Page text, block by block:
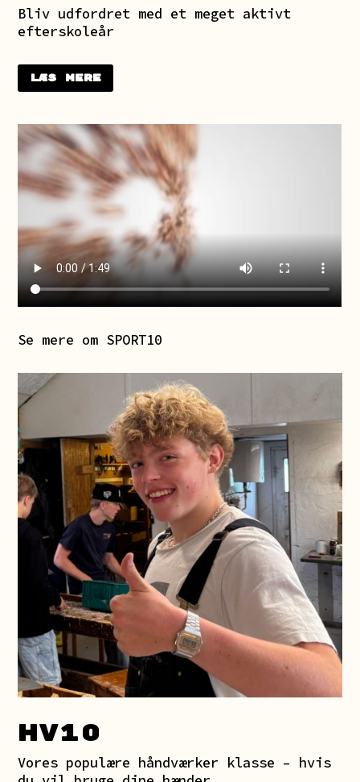
Bliv udfordret med et meget aktivt
efterskoleår
Læs mere
Se mere om SPORT10
HV10
Vores populære håndværker klasse – hvis